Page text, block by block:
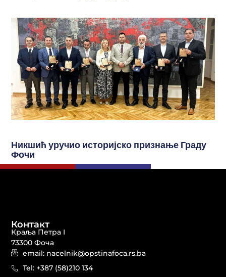
Никшић уручио историјско признање Граду
Фочи
Контакт
Краља Петра I
73300 Фоча
email: nacelnik@opstinafoca.rs.ba
Tel: +387 (58)210 134